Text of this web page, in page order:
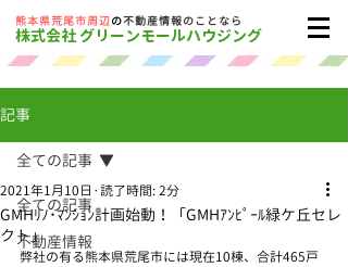
​熊本県荒尾市周辺の不動産情報のことなら
株式会社 グリーンモールハウジング
記事
全ての記事
不動産情報
全ての記事
GMHﾘﾉ･ﾏﾝｼｮﾝ計画始動！「GMHｱﾝﾋﾟｰﾙ緑ケ丘セレ
クト」
2021年1月10日 読了時間: 2分
弊社の有る熊本県荒尾市には現在10棟、合計465戸